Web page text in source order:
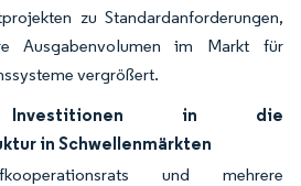
zu Standardanforderungen,
Ausgabenvolumen im Markt für
vergrößert.
Investitionen in die
in Schwellenmärkten
und mehrere